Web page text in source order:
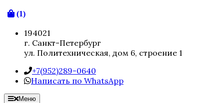
(1)
194021
г. Санкт-Петербург
ул. Политехническая, дом 6, строение 1
+7(952)289-0640
Написать по WhatsApp
Меню